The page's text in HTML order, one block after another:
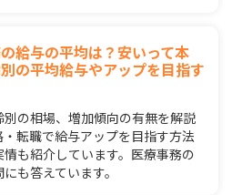
給与の平均は？安いって本
の平均給与やアップを目指す
の相場、増加傾向の有無を解説
転職で給与アップを目指す方法
も紹介しています。医療事務の
も答えています。